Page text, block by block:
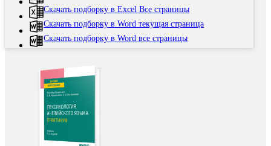
Скачать подборку в Excel Все страницы
Скачать подборку в Word текущая страница
Скачать подборку в Word все страницы